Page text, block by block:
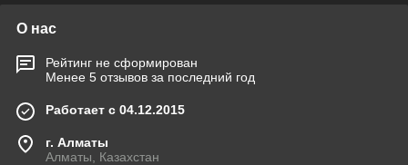
О нас
Рейтинг не сформирован
Менее 5 отзывов за последний год
Работает с 04.12.2015
г. Алматы
Алматы, Казахстан